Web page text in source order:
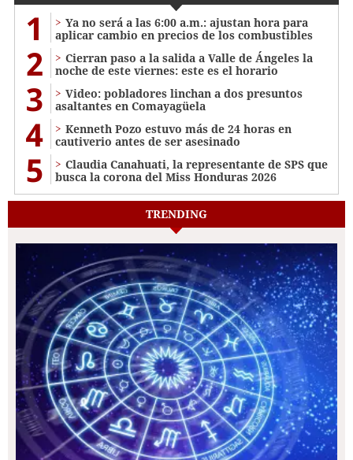
1
Ya no será a las 6:00 a.m.: ajustan hora para
aplicar cambio en precios de los combustibles
2
Cierran paso a la salida a Valle de Ángeles la
noche de este viernes: este es el horario
3
Video: pobladores linchan a dos presuntos
asaltantes en Comayagüela
4
Kenneth Pozo estuvo más de 24 horas en
cautiverio antes de ser asesinado
5
Claudia Canahuati, la representante de SPS que
busca la corona del Miss Honduras 2026
TRENDING